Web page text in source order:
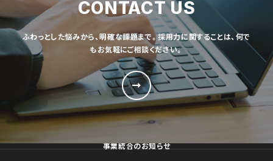
CONTACT US
ふわっとした悩みから、明確な課題まで。採用力に関することは、何で
もお気軽にご相談ください。
事業統合のお知らせ